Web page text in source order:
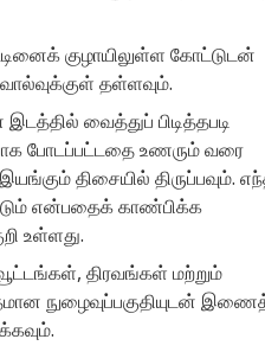
குழாயிலுள்ள கோட்டுடன்
தள்ளவும்.
வைத்துப் பிடித்தபடி
போடப்பட்டதை உணரும் வரை
திசையில் திருப்பவும்.
என்பதைக் காண்பிக்க
உள்ளது.
திரவங்கள் மற்றும்
நுழைவுப்பகுதியுடன்